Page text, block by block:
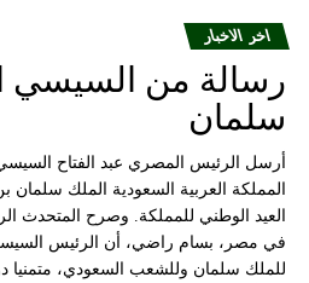
اخر الاخبار
رسالة من السيسي
سلمان
أرسل الرئيس المصري عبد الفتاح
المملكة العربية السعودية الملك سلمان
العيد الوطني للمملكة. وصرح المتحدث
في مصر، بسام راضي، أن الرئيس
للملك سلمان وللشعب السعودي، متمنيا